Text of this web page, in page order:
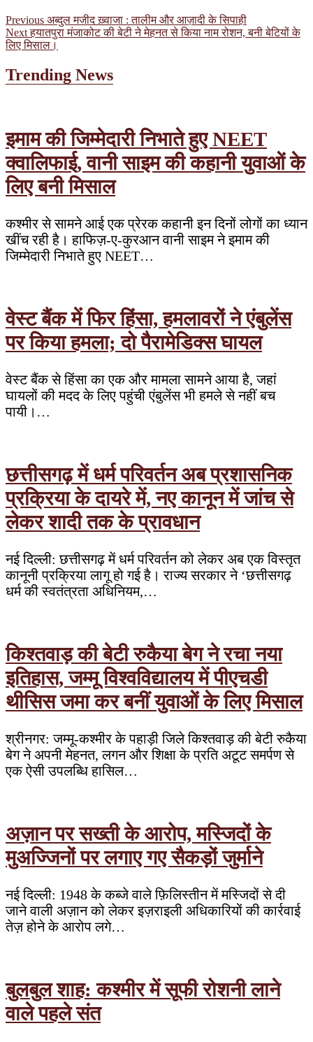
पोस्ट
नेविगेशन
Previous Previous
post:
अब्दुल मजीद ख़्वाजा : तालीम और आज़ादी के सिपाही
NextNext
post:
हयातपुरा मंजाकोट की बेटी ने मेहनत से किया नाम रोशन, बनी बेटियों के
लिए मिसाल।
Trending News
इमाम की जिम्मेदारी निभाते हुए NEET
क्वालिफाई, वानी साइम की कहानी युवाओं के
लिए बनी मिसाल
कश्मीर से सामने आई एक प्रेरक कहानी इन दिनों लोगों का ध्यान
खींच रही है। हाफिज़-ए-कुरआन वानी साइम ने इमाम की
जिम्मेदारी निभाते हुए NEET…
वेस्ट बैंक में फिर हिंसा, हमलावरों ने एंबुलेंस
पर किया हमला; दो पैरामेडिक्स घायल
वेस्ट बैंक से हिंसा का एक और मामला सामने आया है, जहां
घायलों की मदद के लिए पहुंची एंबुलेंस भी हमले से नहीं बच
पायी।…
छत्तीसगढ़ में धर्म परिवर्तन अब प्रशासनिक
प्रक्रिया के दायरे में, नए कानून में जांच से
लेकर शादी तक के प्रावधान
नई दिल्ली: छत्तीसगढ़ में धर्म परिवर्तन को लेकर अब एक विस्तृत
कानूनी प्रक्रिया लागू हो गई है। राज्य सरकार ने ‘छत्तीसगढ़
धर्म की स्वतंत्रता अधिनियम,…
किश्तवाड़ की बेटी रुकैया बेग ने रचा नया
इतिहास, जम्मू विश्वविद्यालय में पीएचडी
थीसिस जमा कर बनीं युवाओं के लिए मिसाल
श्रीनगर: जम्मू-कश्मीर के पहाड़ी जिले किश्तवाड़ की बेटी रुकैया
बेग ने अपनी मेहनत, लगन और शिक्षा के प्रति अटूट समर्पण से
एक ऐसी उपलब्धि हासिल…
अज़ान पर सख्ती के आरोप, मस्जिदों के
मुअज्जिनों पर लगाए गए सैकड़ों जुर्माने
नई दिल्ली: 1948 के कब्जे वाले फ़िलिस्तीन में मस्जिदों से दी
जाने वाली अज़ान को लेकर इज़राइली अधिकारियों की कार्रवाई
तेज़ होने के आरोप लगे…
बुलबुल शाह: कश्मीर में सूफी रोशनी लाने
वाले पहले संत